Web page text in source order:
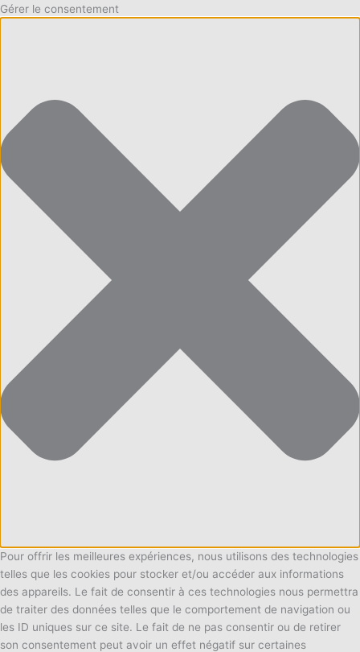
Gérer le consentement
Pour offrir les meilleures expériences, nous utilisons des technologies
telles que les cookies pour stocker et/ou accéder aux informations
des appareils. Le fait de consentir à ces technologies nous permettra
de traiter des données telles que le comportement de navigation ou
les ID uniques sur ce site. Le fait de ne pas consentir ou de retirer
son consentement peut avoir un effet négatif sur certaines